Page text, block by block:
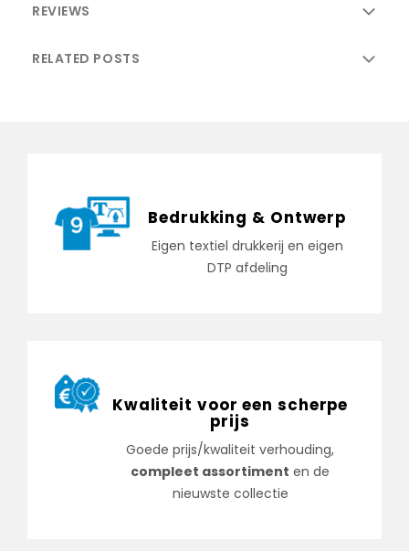
REVIEWS
RELATED POSTS
Bedrukking & Ontwerp
Eigen textiel drukkerij en eigen
DTP afdeling
Kwaliteit voor een scherpe
prijs
Goede prijs/kwaliteit verhouding,
compleet assortiment en de
nieuwste collectie